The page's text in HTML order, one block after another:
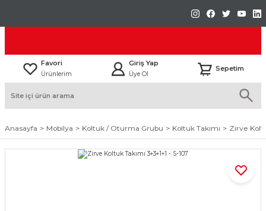
Favori
Ürünlerim
Giriş Yap
Üye Ol
Sepetim
Anasayfa Mobilya Koltuk / Oturma Grubu Koltuk Takımı Zirve